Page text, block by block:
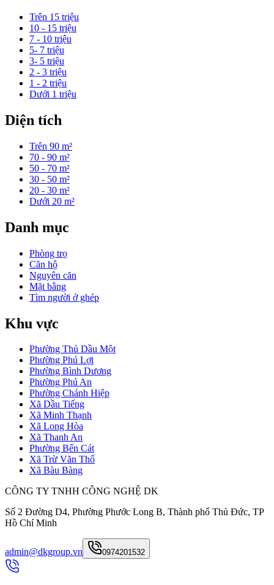
Trên 15 triệu
10 - 15 triệu
7 - 10 triệu
5- 7 triệu
3- 5 triệu
2 - 3 triệu
1 - 2 triệu
Dưới 1 triệu
Diện tích
Trên 90 m²
70 - 90 m²
50 - 70 m²
30 - 50 m²
20 - 30 m²
Dưới 20 m²
Danh mục
Phòng trọ
Căn hộ
Nguyên căn
Mặt bằng
Tìm người ở ghép
Khu vực
Phường Thủ Dầu Một
Phường Phú Lợi
Phường Bình Dương
Phường Phú An
Phường Chánh Hiệp
Xã Dầu Tiếng
Xã Minh Thạnh
Xã Long Hòa
Xã Thanh An
Phường Bến Cát
Xã Trừ Văn Thố
Xã Bàu Bàng
CÔNG TY TNHH CÔNG NGHỆ DK
Số 2 Đường D4, Phường Phước Long B, Thành phố Thủ Đức, TP
Hồ Chí Minh
admin@dkgroup.vn 0974201532